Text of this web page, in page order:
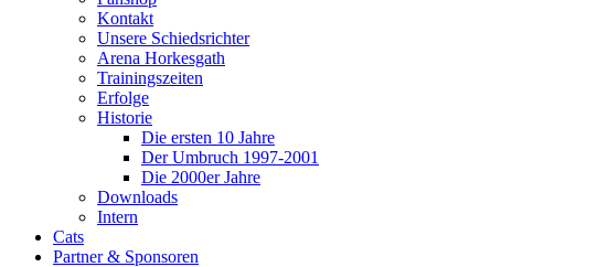
Kontakt
Unsere Schiedsrichter
Arena Horkesgath
Trainingszeiten
Erfolge
Historie
Die ersten 10 Jahre
Der Umbruch 1997-2001
Die 2000er Jahre
Downloads
Intern
Cats
Partner & Sponsoren